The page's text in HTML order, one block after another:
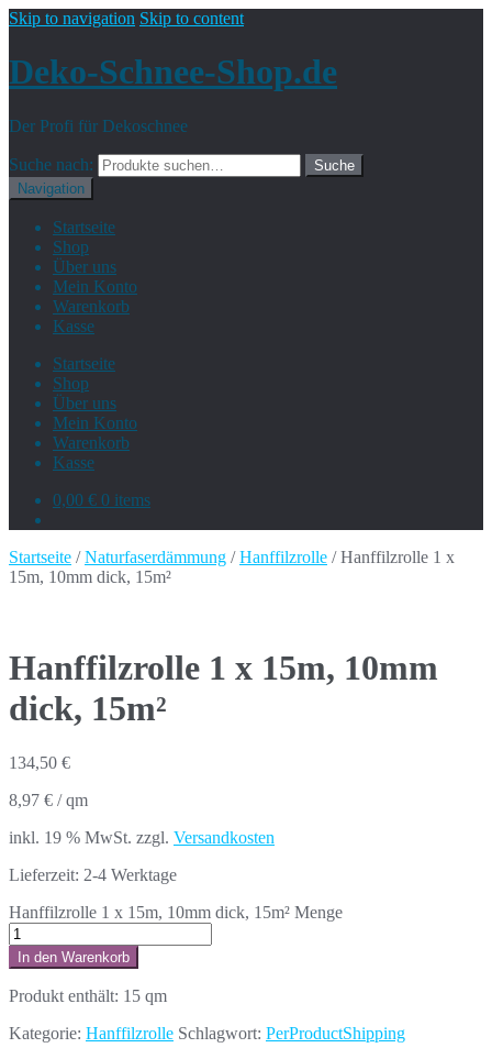
Skip to navigation Skip to content
Deko-Schnee-Shop.de
Der Profi für Dekoschnee
Suche nach:
Suche
Navigation
Startseite
Shop
Über uns
Mein Konto
Warenkorb
Kasse
Startseite
Shop
Über uns
Mein Konto
Warenkorb
Kasse
0,00 € 0 items
Startseite /Naturfaserdämmung /Hanffilzrolle / Hanffilzrolle 1 x
15m, 10mm dick, 15m²
Hanffilzrolle 1 x 15m, 10mm
dick, 15m²
134,50 €
8,97 € /qm
inkl. 19 % MwSt. zzgl. Versandkosten
Lieferzeit: 2-4 Werktage
Hanffilzrolle 1 x 15m, 10mm dick, 15m² Menge
In den Warenkorb
Produkt enthält: 15 qm
Kategorie: Hanffilzrolle Schlagwort: PerProductShipping